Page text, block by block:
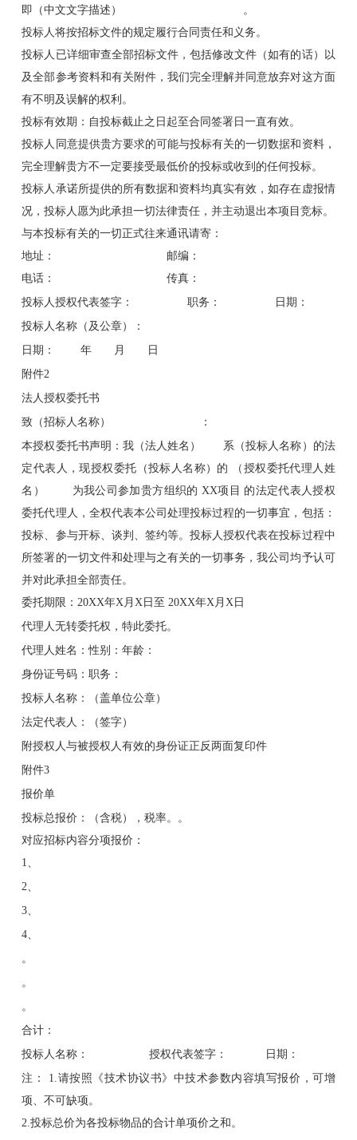
即（中文文字描述） 。
投标人将按招标文件的规定履行合同责任和义务。
投标人已详细审查全部招标文件，包括修改文件（如有的话）以
及全部参考资料和有关附件，我们完全理解并同意放弃对这方面
有不明及误解的权利。
投标有效期：自投标截止之日起至合同签署日一直有效。
投标人同意提供贵方要求的可能与投标有关的一切数据和资料，
完全理解贵方不一定要接受最低价的投标或收到的任何投标。
投标人承诺所提供的所有数据和资料均真实有效，如存在虚报情
况，投标人愿为此承担一切法律责任，并主动退出本项目竞标。
与本投标有关的一切正式往来通讯请寄：
地址： 邮编：
电话： 传真：
投标人授权代表签字： 职务： 日期：
投标人名称（及公章）：
日期： 年 月 日
附件2
法人授权委托书
致（招标人名称） ：
本授权委托书声明：我（法人姓名） 系（投标人名称）的法
定代表人，现授权委托（投标人名称）的 （授权委托代理人姓
名） 为我公司参加贵方组织的 XX项目 的法定代表人授权
委托代理人，全权代表本公司处理投标过程的一切事宜，包括：
投标、参与开标、谈判、签约等。投标人授权代表在投标过程中
所签署的一切文件和处理与之有关的一切事务，我公司均予认可
并对此承担全部责任。
委托期限：20XX年X月X日至 20XX年X月X日
代理人无转委托权，特此委托。
代理人姓名：性别：年龄：
身份证号码：职务：
投标人名称：（盖单位公章）
法定代表人：（签字）
附授权人与被授权人有效的身份证正反两面复印件
附件3
报价单
投标总报价：（含税），税率。。
对应招标内容分项报价：
1、
2、
3、
4、
。
。
。
合计：
投标人名称： 授权代表签字： 日期：
注： 1.请按照《技术协议书》中技术参数内容填写报价，可增
项、不可缺项。
2.投标总价为各投标物品的合计单项价之和。